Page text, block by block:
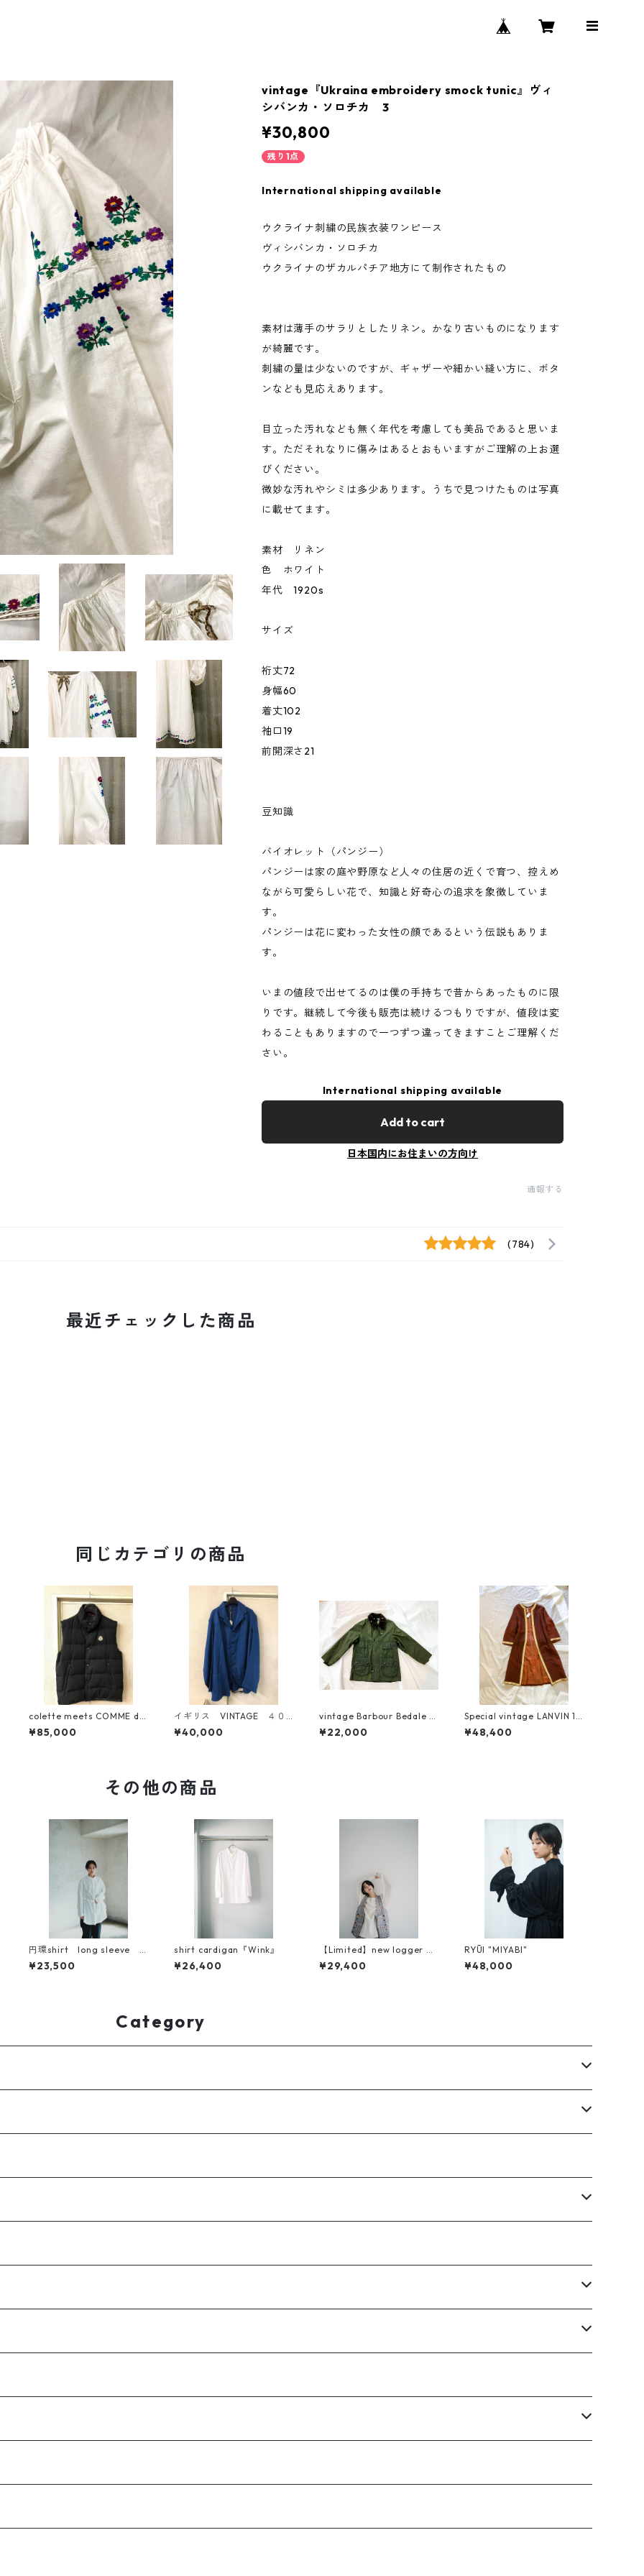
vintage『Ukraina embroidery smock tunic』ヴィ
シバンカ・ソロチカ 3
¥30,800
残り1点
International shipping available
ウクライナ刺繍の民族衣装ワンピース
ヴィシバンカ・ソロチカ
ウクライナのザカルパチア地方にて制作されたもの
素材は薄手のサラリとしたリネン。かなり古いものになります
が綺麗です。
刺繍の量は少ないのですが、ギャザーや細かい縫い方に、ボタ
ンなども見応えあります。
目立った汚れなども無く年代を考慮しても美品であると思いま
す。ただそれなりに傷みはあるとおもいますがご理解の上お選
びください。
微妙な汚れやシミは多少あります。うちで見つけたものは写真
に載せてます。
素材 リネン
色 ホワイト
年代 1920s
サイズ
裄丈72
身幅60
着丈102
袖口19
前開深さ21
豆知識
バイオレット（パンジー）
パンジーは家の庭や野原など人々の住居の近くで育つ、控えめ
ながら可愛らしい花で、知識と好奇心の追求を象徴していま
す。
パンジーは花に変わった女性の顔であるという伝説もありま
す。
いまの値段で出せてるのは僕の手持ちで昔からあったものに限
りです。継続して今後も販売は続けるつもりですが、値段は変
わることもありますので一つずつ違ってきますことご理解くだ
さい。
International shipping available
Add to cart
日本国内にお住まいの方向け
通報する
(784)
最近チェックした商品
同じカテゴリの商品
colette meets COMME de
s GARCONS 限定 モンクレ
ール ウールギャバダウンベ
¥85,000
イギリス VINTAGE ４０S
ホスピタルジャケット
¥40,000
vintage Barbour Bedale 2
6 1988年製 3ワラント
¥22,000
Special vintage LANVIN 19
30s リメイク
¥48,400
その他の商品
円環shirt long sleeve 2
023新素材
¥23,500
shirt cardigan『Wink』
¥26,400
【Limited】new logger Ve
st（ニューロガーベスト）
¥29,400
RYŪI "MIYABI"
¥48,000
Category